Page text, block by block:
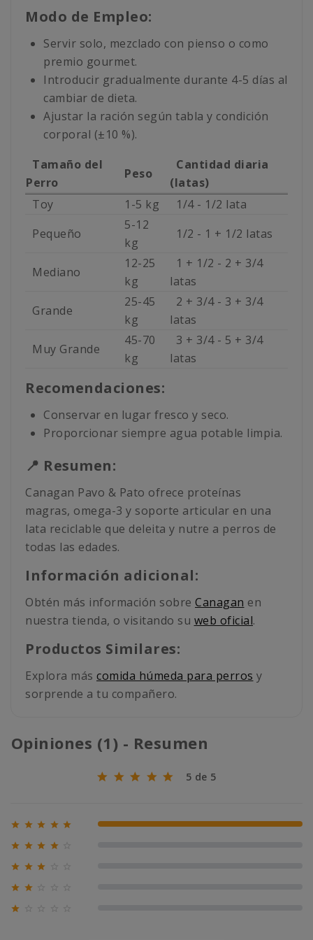
Modo de Empleo:
Servir solo, mezclado con pienso o como
premio gourmet.
Introducir gradualmente durante 4-5 días al
cambiar de dieta.
Ajustar la ración según tabla y condición
corporal (±10 %).
Tamaño del
Perro
Peso
Cantidad diaria
(latas)
Toy
1-5 kg
1/4 - 1/2 lata
Pequeño
5-12
kg
1/2 - 1 + 1/2 latas
Mediano
12-25
kg
1 + 1/2 - 2 + 3/4
latas
Grande
25-45
kg
2 + 3/4 - 3 + 3/4
latas
Muy Grande
45-70
kg
3 + 3/4 - 5 + 3/4
latas
Recomendaciones:
Conservar en lugar fresco y seco.
Proporcionar siempre agua potable limpia.
📍 Resumen:
Canagan Pavo & Pato ofrece proteínas
magras, omega-3 y soporte articular en una
lata reciclable que deleita y nutre a perros de
todas las edades.
Información adicional:
Obtén más información sobre Canagan en
nuestra tienda, o visitando su web oficial.
Productos Similares:
Explora más comida húmeda para perros y
sorprende a tu compañero.
Opiniones (1) - Resumen
5 de 5
     100% (1)
   
  
 
